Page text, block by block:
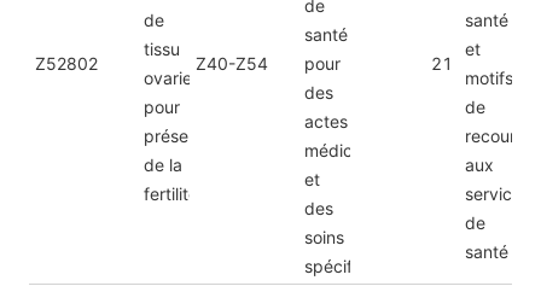
Z52802
de
tissu
ovarien
pour
préservation
de la
fertilité
Z40-Z54
de
santé
pour
des
actes
médicaux
et
des
soins
spécifiques
21
santé
et
motifs
de
recours
aux
services
de
santé